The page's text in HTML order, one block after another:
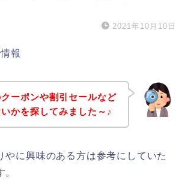
2021年10月10日
報
ーポンや割引セールなど
かを探してみました～♪
やに興味のある方は参考にしていた